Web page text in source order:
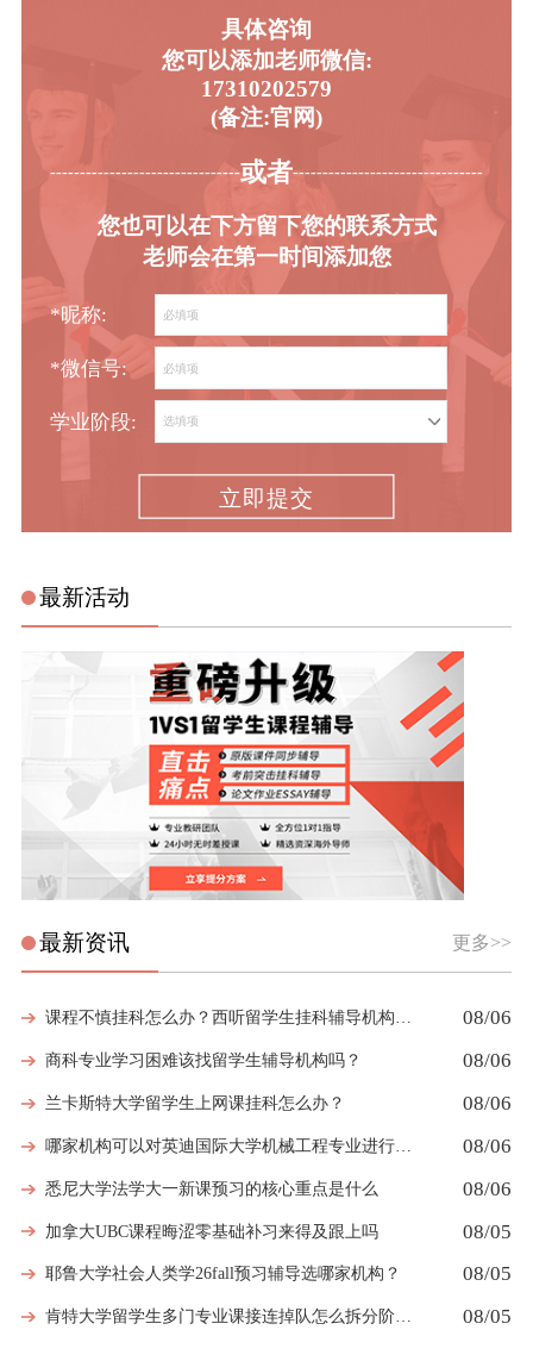
具体咨询
您可以添加老师微信:
17310202579
(备注:官网)
或者
您也可以在下方留下您的联系方式
老师会在第一时间添加您
*昵称:
*微信号:
学业阶段:
立即提交
最新活动
最新资讯 更多>>
课程不慎挂科怎么办？西听留学生挂科辅导机构教你如何高效挽救GPA 08/06
商科专业学习困难该找留学生辅导机构吗？ 08/06
兰卡斯特大学留学生上网课挂科怎么办？ 08/06
哪家机构可以对英迪国际大学机械工程专业进行留学生挂科辅导？ 08/06
悉尼大学法学大一新课预习的核心重点是什么 08/06
加拿大UBC课程晦涩零基础补习来得及跟上吗 08/05
耶鲁大学社会人类学26fall预习辅导选哪家机构？ 08/05
肯特大学留学生多门专业课接连掉队怎么拆分阶段性补习计划 08/05